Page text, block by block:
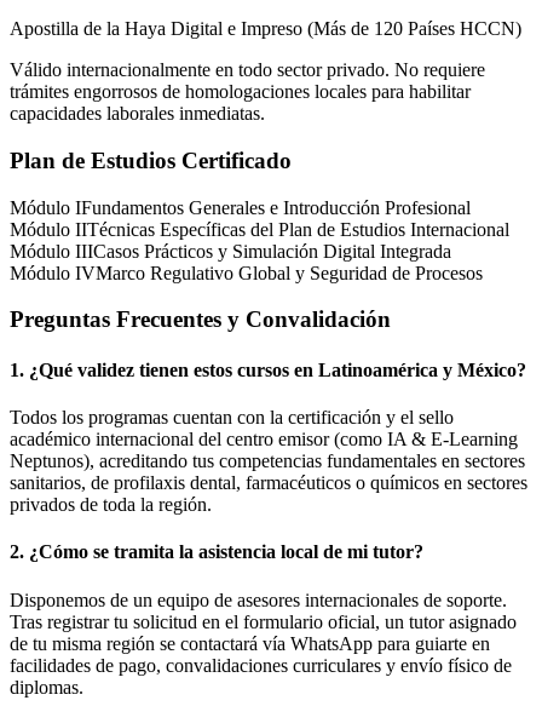
Apostilla de la Haya Digital e Impreso (Más de 120 Países HCCN)
Válido internacionalmente en todo sector privado. No requiere
trámites engorrosos de homologaciones locales para habilitar
capacidades laborales inmediatas.
Plan de Estudios Certificado
Módulo IFundamentos Generales e Introducción Profesional
Módulo IITécnicas Específicas del Plan de Estudios Internacional
Módulo IIICasos Prácticos y Simulación Digital Integrada
Módulo IVMarco Regulativo Global y Seguridad de Procesos
Preguntas Frecuentes y Convalidación
1. ¿Qué validez tienen estos cursos en Latinoamérica y México?
Todos los programas cuentan con la certificación y el sello
académico internacional del centro emisor (como IA & E-Learning
Neptunos), acreditando tus competencias fundamentales en sectores
sanitarios, de profilaxis dental, farmacéuticos o químicos en sectores
privados de toda la región.
2. ¿Cómo se tramita la asistencia local de mi tutor?
Disponemos de un equipo de asesores internacionales de soporte.
Tras registrar tu solicitud en el formulario oficial, un tutor asignado
de tu misma región se contactará vía WhatsApp para guiarte en
facilidades de pago, convalidaciones curriculares y envío físico de
diplomas.